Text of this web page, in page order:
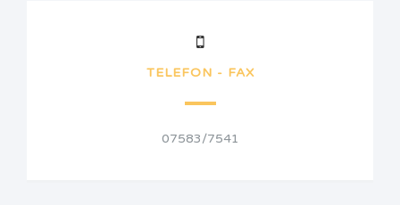
TELEFON - FAX
07583/7541